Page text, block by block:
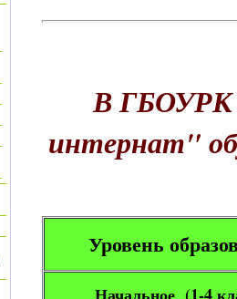
В ГБОУРК
интернат"
Уровень